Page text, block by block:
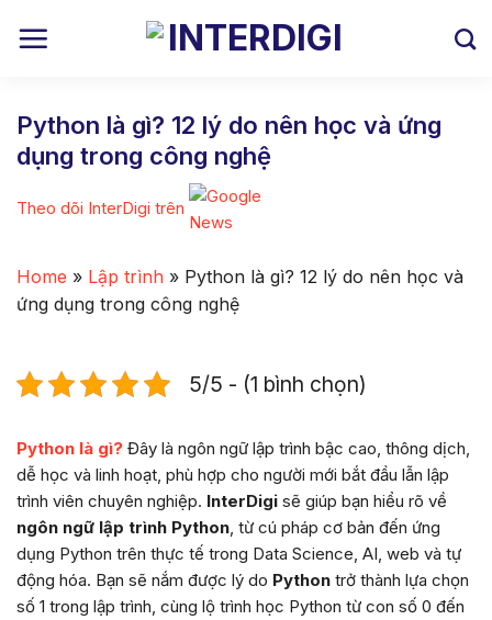
Python là gì? 12 lý do nên học và ứng
dụng trong công nghệ
Theo dõi InterDigi trên
Home » Lập trình » Python là gì? 12 lý do nên học và
ứng dụng trong công nghệ
5/5 - (1 bình chọn)
Python là gì? Đây là ngôn ngữ lập trình bậc cao, thông dịch,
dễ học và linh hoạt, phù hợp cho người mới bắt đầu lẫn lập
trình viên chuyên nghiệp. InterDigi sẽ giúp bạn hiểu rõ về
ngôn ngữ lập trình Python , từ cú pháp cơ bản đến ứng
dụng Python trên thực tế trong Data Science, AI, web và tự
động hóa. Bạn sẽ nắm được lý do Python trở thành lựa chọn
số 1 trong lập trình, cùng lộ trình học Python từ con số 0 đến